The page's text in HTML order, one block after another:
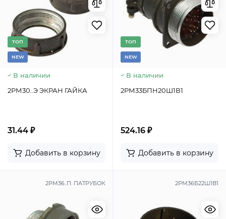
TОП
NEW
В наличии
2РМ30..Э ЭКРАН ГАЙКА
31.44 ₽
Добавить в корзину
TОП
NEW
В наличии
2РМ33БПН20Ш1В1
524.16 ₽
Добавить в корзину
2РМ36..П. ПАТРУБОК 2РМ36Б22Ш1В1